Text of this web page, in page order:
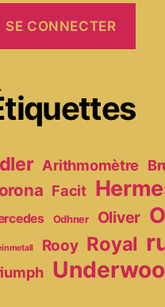
Arithmomètre
Facit
Odhner Oliver
Rooy Royal